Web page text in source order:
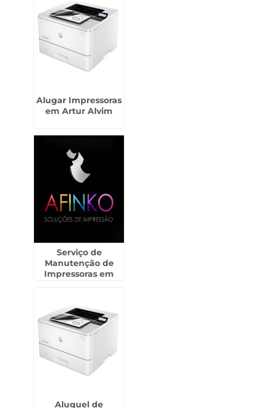
Alugar Impressoras
em Artur Alvim
Serviço de
Manutenção de
Impressoras em
Aluguel de